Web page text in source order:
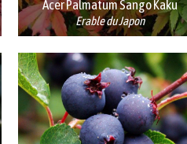
Acer Palmatum Sango Kaku
Erable du Japon